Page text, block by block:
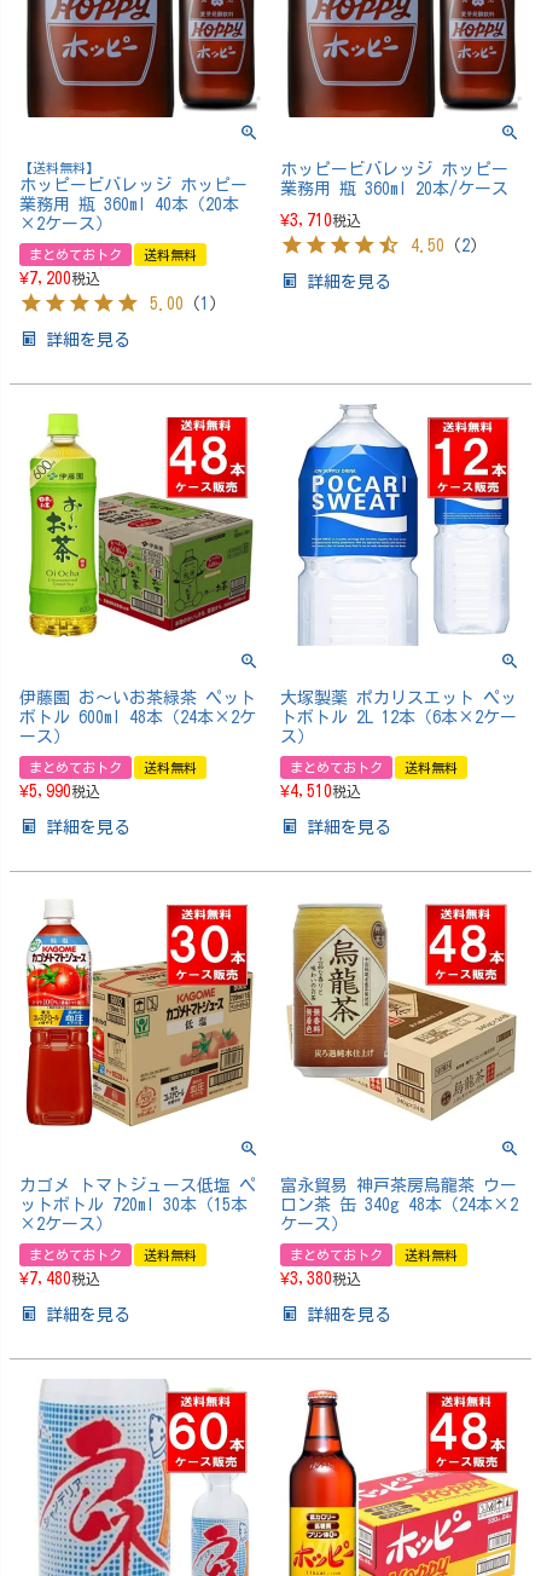
【送料無料】
ホッピービバレッジ ホッピー
業務用 瓶 360ml 40本（20本
×2ケース）
まとめておトク 送料無料
¥7,200税込
5.00 （ 1 ）
詳細を見る
ホッピービバレッジ ホッピー
業務用 瓶 360ml 20本/ケース
¥3,710税込
4.50 （ 2）
詳細を見る
伊藤園 お～いお茶緑茶 ペット
ボトル 600ml 48本（24本×2ケ
ース）
まとめておトク 送料無料
¥5,990税込
詳細を見る
大塚製薬 ポカリスエット ペッ
トボトル 2L 12本（6本×2ケー
ス）
まとめておトク 送料無料
¥4,510税込
詳細を見る
カゴメ トマトジュース低塩 ペ
ットボトル 720ml 30本（15本
×2ケース）
まとめておトク 送料無料
¥7,480税込
詳細を見る
富永貿易 神戸茶房烏龍茶 ウー
ロン茶 缶 340g 48本（24本×2
ケース）
まとめておトク 送料無料
¥3,380税込
詳細を見る